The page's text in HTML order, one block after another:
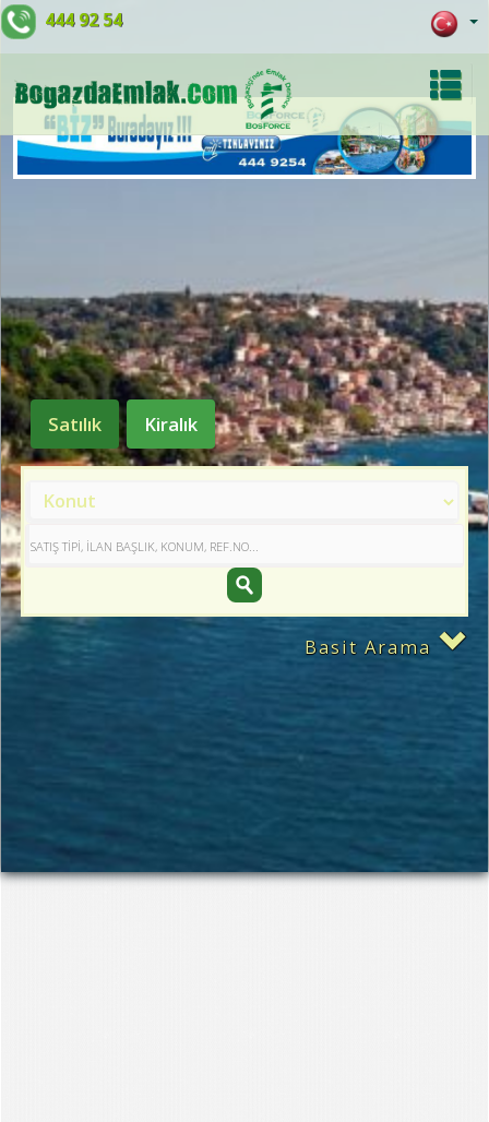
444 92 54
Satılık Kiralık
Basit Arama